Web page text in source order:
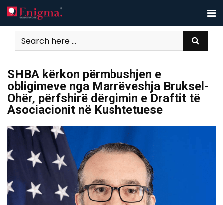
Skip
to
content
SHBA kërkon përmbushjen e
obligimeve nga Marrëveshja Bruksel-
Ohër, përfshirë dërgimin e Draftit të
Asociacionit në Kushtetuese